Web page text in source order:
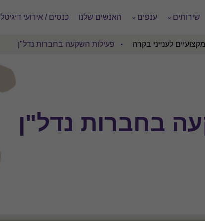
שירותים ענפים האנשים שלנו כנסים / אירועי דיגיטל
לענייני בקרה פעילות השקעה בחברות נדל"ן
בחברות נדל"ן